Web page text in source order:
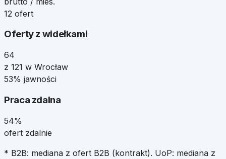
12 ofert
Oferty z widełkami
64
z 121 w Wrocław
53% jawności
Praca zdalna
54%
ofert zdalnie
* B2B: mediana z ofert B2B (kontrakt). UoP: mediana z